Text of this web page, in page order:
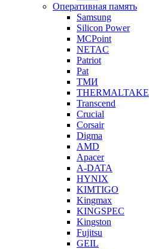
Оперативная память
Samsung
Silicon Power
MCPoint
NETAC
Patriot
Pat
ТМИ
THERMALTAKE
Transcend
Crucial
Corsair
Digma
AMD
Apacer
A-DATA
HYNIX
KIMTIGO
Kingmax
KINGSPEC
Kingston
Fujitsu
GEIL